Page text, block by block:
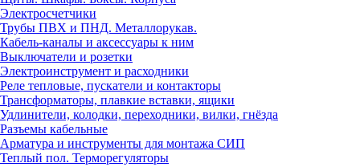
Электросчетчики
Трубы ПВХ и ПНД. Металлорукав.
Кабель-каналы и аксессуары к ним
Выключатели и розетки
Электроинструмент и расходники
Реле тепловые, пускатели и контакторы
Трансформаторы, плавкие вставки, ящики
Удлинители, колодки, переходники, вилки, гнёзда
Разъемы кабельные
Арматура и инструменты для монтажа СИП
Теплый пол. Терморегуляторы